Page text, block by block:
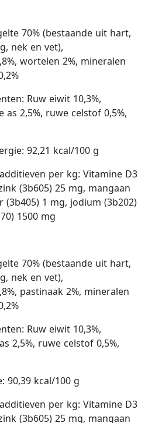
70% (bestaande uit hart,
nek en vet),
wortelen 2%, mineralen
Ruw eiwit 10,3%,
as 2,5%, ruwe celstof 0,5%,
92,21 kcal/100 g
per kg: Vitamine D3
(3b605) 25 mg, mangaan
(3b405) 1 mg, jodium (3b202)
1500 mg
70% (bestaande uit hart,
nek en vet),
pastinaak 2%, mineralen
Ruw eiwit 10,3%,
2,5%, ruwe celstof 0,5%,
90,39 kcal/100 g
per kg: Vitamine D3
(3b605) 25 mg, mangaan